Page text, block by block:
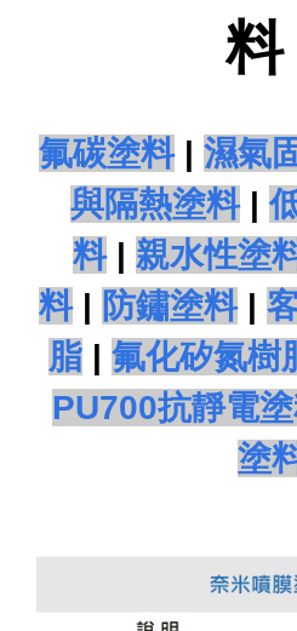
料
氟碳塗料| 濕氣
與隔熱塗料|
料| 親水性塗
料| 防鏽塗料|
脂| 氟化矽氮樹
PU700抗靜電
塗